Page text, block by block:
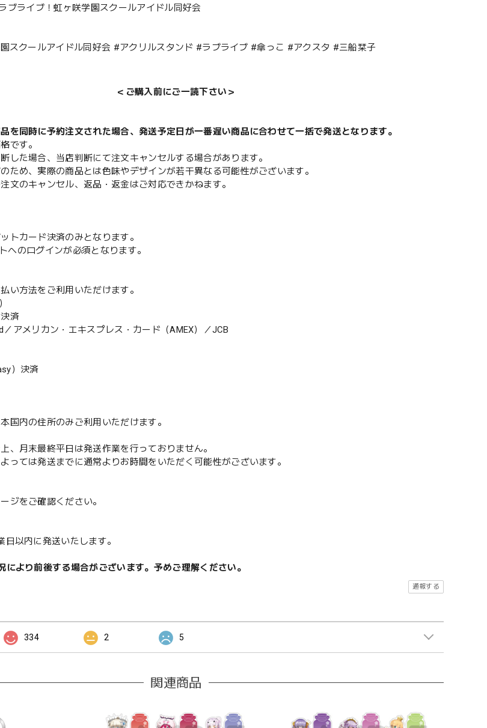
ブライブ！虹ヶ咲学園スクールアイドル同好会
スクールアイドル同好会 #アクリルスタンド #ラブライブ #傘っこ #アクスタ #三船栞子
＜ご購入前にご一読下さい＞
を同時に予約注文された場合、発送予定日が一番遅い商品に合わせて一括で発送となります。
です。
した場合、当店判断にて注文キャンセルする場合があります。
ため、実際の商品とは色味やデザインが若干異なる可能性がございます。
文のキャンセル、返品・返金はご対応できかねます。
トカード決済のみとなります。
へのログインが必須となります。
い方法をご利用いただけます。
済
メリカン・エキスプレス・カード（AMEX）／JCB
）決済
国内の住所のみご利用いただけます。
、月末最終平日は発送作業を行っておりません。
っては発送までに通常よりお時間をいただく可能性がございます。
ジをご確認ください。
日以内に発送いたします。
により前後する場合がございます。予めご理解ください。
通報する
334 2 5
関連商品